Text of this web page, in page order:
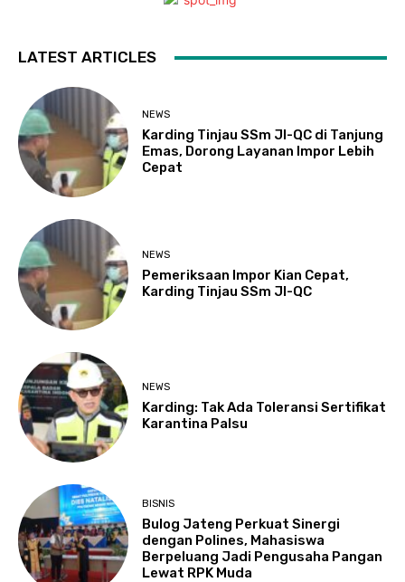
LATEST ARTICLES
NEWS
Karding Tinjau SSm JI-QC di Tanjung
Emas, Dorong Layanan Impor Lebih
Cepat
NEWS
Pemeriksaan Impor Kian Cepat,
Karding Tinjau SSm JI-QC
NEWS
Karding: Tak Ada Toleransi Sertifikat
Karantina Palsu
BISNIS
Bulog Jateng Perkuat Sinergi
dengan Polines, Mahasiswa
Berpeluang Jadi Pengusaha Pangan
Lewat RPK Muda